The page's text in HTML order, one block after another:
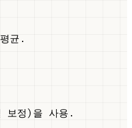
균.
보정)을 사용.